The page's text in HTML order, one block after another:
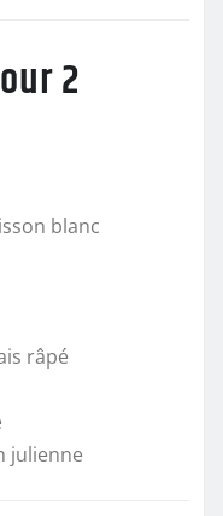
2
blanc
râpé
julienne